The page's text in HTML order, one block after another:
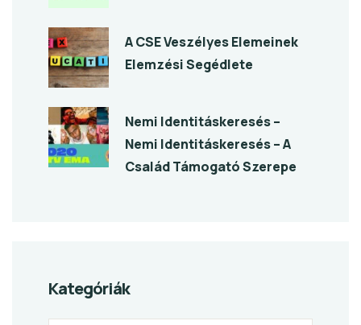
A CSE Veszélyes Elemeinek
Elemzési Segédlete
Nemi Identitáskeresés –
Nemi Identitáskeresés – A
Család Támogató Szerepe
Kategóriák